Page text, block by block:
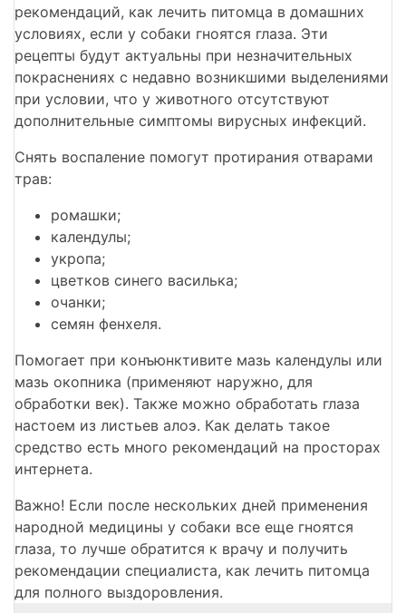
рекомендаций, как лечить питомца в домашних
условиях, если у собаки гноятся глаза. Эти
рецепты будут актуальны при незначительных
покраснениях с недавно возникшими выделениями
при условии, что у животного отсутствуют
дополнительные симптомы вирусных инфекций.
Снять воспаление помогут протирания отварами
трав:
ромашки;
календулы;
укропа;
цветков синего василька;
очанки;
семян фенхеля.
Помогает при конъюнктивите мазь календулы или
мазь окопника (применяют наружно, для
обработки век). Также можно обработать глаза
настоем из листьев алоэ. Как делать такое
средство есть много рекомендаций на просторах
интернета.
Важно! Если после нескольких дней применения
народной медицины у собаки все еще гноятся
глаза, то лучше обратится к врачу и получить
рекомендации специалиста, как лечить питомца
для полного выздоровления.